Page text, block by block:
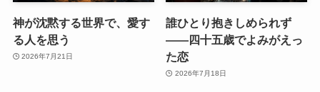
神が沈黙する世界で、愛す
る人を思う
2026年7月21日
誰ひとり抱きしめられず
――四十五歳でよみがえっ
た恋
2026年7月18日